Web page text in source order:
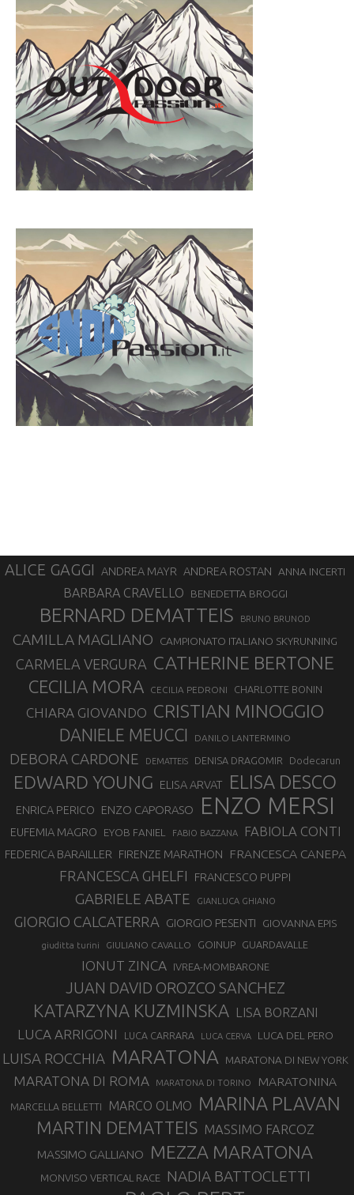
ALICE GAGGI ANDREA MAYR ANDREA ROSTAN ANNA INCERTI
BARBARA CRAVELLO BENEDETTA BROGGI
BERNARD DEMATTEIS BRUNO BRUNOD
CAMILLA MAGLIANO CAMPIONATO ITALIANO SKYRUNNING
CARMELA VERGURA CATHERINE BERTONE
CECILIA MORA CECILIA PEDRONI CHARLOTTE BONIN
CHIARA GIOVANDO CRISTIAN MINOGGIO
DANIELE MEUCCI DANILO LANTERMINO
DEBORA CARDONE DEMATTEIS DENISA DRAGOMIR Dodecarun
EDWARD YOUNG ELISA ARVAT ELISA DESCO
ENRICA PERICO ENZO CAPORASO ENZO MERSI
EUFEMIA MAGRO EYOB FANIEL FABIO BAZZANA FABIOLA CONTI
FEDERICA BARAILLER FIRENZE MARATHON FRANCESCA CANEPA
FRANCESCA GHELFI FRANCESCO PUPPI
GABRIELE ABATE GIANLUCA GHIANO
GIORGIO CALCATERRA GIORGIO PESENTI GIOVANNA EPIS
giuditta turini GIULIANO CAVALLO GOINUP GUARDAVALLE
IONUT ZINCA IVREA-MOMBARONE
JUAN DAVID OROZCO SANCHEZ
KATARZYNA KUZMINSKA LISA BORZANI
LUCA ARRIGONI LUCA CARRARA LUCA CERVA LUCA DEL PERO
LUISA ROCCHIA MARATONA MARATONA DI NEW YORK
MARATONA DI ROMA MARATONA DI TORINO MARATONINA
MARCELLA BELLETTI MARCO OLMO MARINA PLAVAN
MARTIN DEMATTEIS MASSIMO FARCOZ
MASSIMO GALLIANO MEZZA MARATONA
MONVISO VERTICAL RACE NADIA BATTOCLETTI